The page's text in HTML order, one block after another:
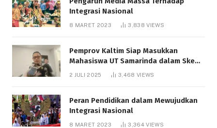
Integrasi Nasional
8 MARET 2023 3,838VIEWS
Pemprov Kaltim Siap Masukkan
Mahasiswa UT Samarinda dalam Skema
Bantuan Pendidikan Gratispol
2 JULI 2025 3,468 VIEWS
Peran Pendidikan dalam Mewujudkan
Integrasi Nasional
8 MARET 2023 3,364VIEWS